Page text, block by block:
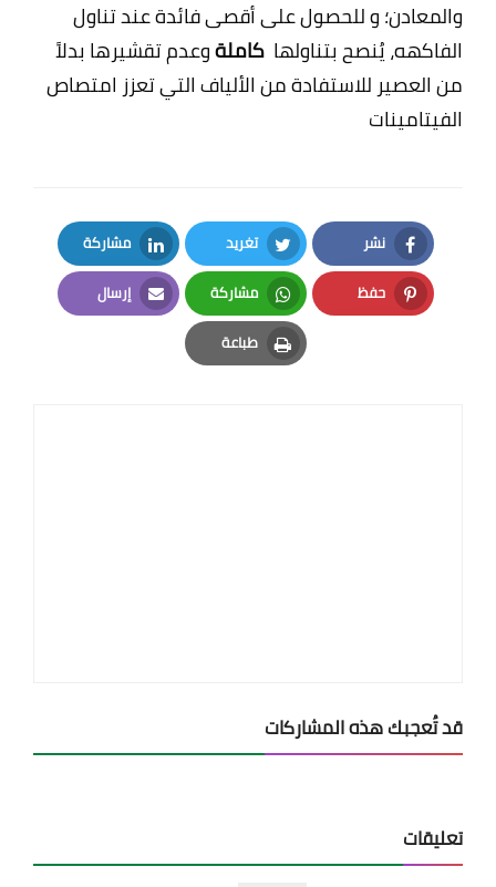
والمعادن؛ و للحصول على أقصى فائدة عندتناول
الفاكهه، يُنصح بتناولها كاملةوعدم تقشيرها بدلاً
من العصير للاستفادة من الألياف التي تعزز امتصاص
الفيتامينات
نشر
Facebook
تغريد
Twitter
مشاركة
LinkedIn
حفظ
Pinterest
مشاركة
Whatsapp
إرسال
Email
طباعة
Print
قد تُعجبك هذه المشاركات
تعليقات